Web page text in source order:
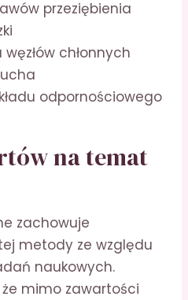
przeziębienia
chłonnych
odpornościowego
na temat
zachowuje
metody ze względu
naukowych.
że mimo zawartości